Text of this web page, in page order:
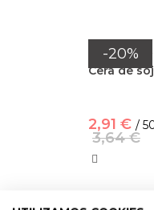
-20%
Cera de
2,91 € /
3,64 €